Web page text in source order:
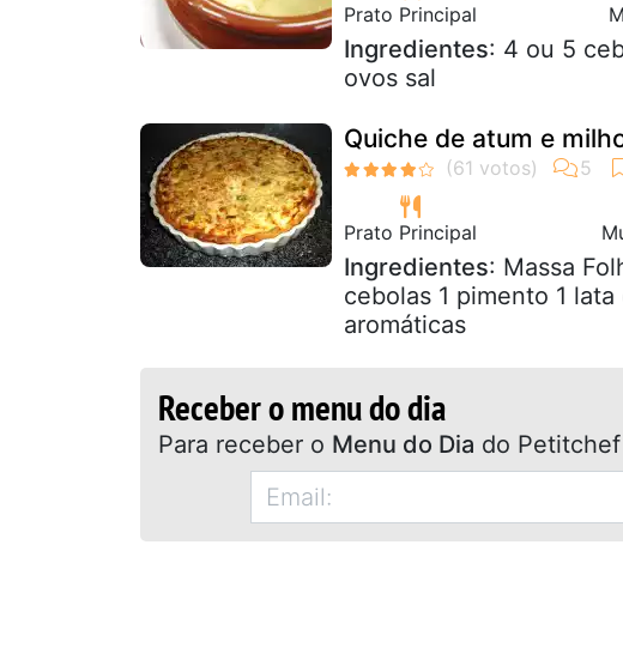
Prato Principal
Ingredientes: 4 ou 5
ovos sal
Quiche de atum e
Prato Principal
Ingredientes: Massa
cebolas 1 pimento 1
aromáticas
Receber o menu do dia
Para receber o Menu do Dia do